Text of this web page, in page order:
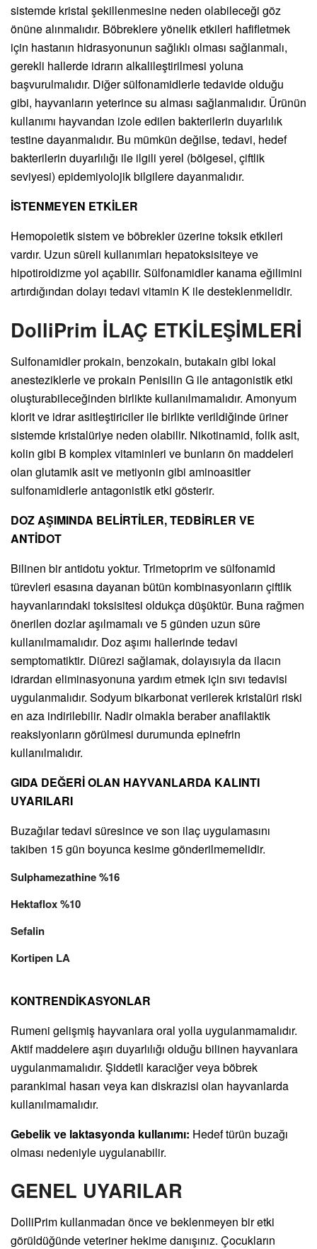
sistemde kristal şekillenmesine neden olabileceği göz
önüne alınmalıdır. Böbreklere yönelik etkileri hafifletmek
için hastanın hidrasyonunun sağlıklı olması sağlanmalı,
gerekli hallerde idrarın alkalileştirilmesi yoluna
başvurulmalıdır. Diğer sülfonamidlerle tedavide olduğu
gibi, hayvanların yeterince su alması sağlanmalıdır. Ürünün
kullanımı hayvandan izole edilen bakterilerin duyarlılık
testine dayanmalıdır. Bu mümkün değilse, tedavi, hedef
bakterilerin duyarlılığı ile ilgili yerel (bölgesel, çiftlik
seviyesi) epidemiyolojik bilgilere dayanmalıdır.
İSTENMEYEN ETKİLER
Hemopoietik sistem ve böbrekler üzerine toksik etkileri
vardır. Uzun süreli kullanımları hepatoksisiteye ve
hipotiroidizme yol açabilir. Sülfonamidler kanama eğilimini
artırdığından dolayı tedavi vitamin K ile desteklenmelidir.
DolliPrim İLAÇ ETKİLEŞİMLERİ
Sulfonamidler prokain, benzokain, butakain gibi lokal
anesteziklerle ve prokain Penisilin G ile antagonistik etki
oluşturabileceğinden birlikte kullanılmamalıdır. Amonyum
klorit ve idrar asitleştiriciler ile birlikte verildiğinde üriner
sistemde kristalüriye neden olabilir. Nikotinamid, folik asit,
kolin gibi B komplex vitaminleri ve bunların ön maddeleri
olan glutamik asit ve metiyonin gibi aminoasitler
sulfonamidlerle antagonistik etki gösterir.
DOZ AŞIMINDA BELİRTİLER, TEDBİRLER VE
ANTİDOT
Bilinen bir antidotu yoktur. Trimetoprim ve sülfonamid
türevleri esasına dayanan bütün kombinasyonların çiftlik
hayvanlarındaki toksisitesi oldukça düşüktür. Buna rağmen
önerilen dozlar aşılmamalı ve 5 günden uzun süre
kullanılmamalıdır. Doz aşımı hallerinde tedavi
semptomatiktir. Diürezi sağlamak, dolayısıyla da ilacın
idrardan eliminasyonuna yardım etmek için sıvı tedavisi
uygulanmalıdır. Sodyum bikarbonat verilerek kristalüri riski
en aza indirilebilir. Nadir olmakla beraber anafilaktik
reaksiyonların görülmesi durumunda epinefrin
kullanılmalıdır.
GIDA DEĞERİ OLAN HAYVANLARDA KALINTI
UYARILARI
Buzağılar tedavi süresince ve son ilaç uygulamasını
takiben 15 gün boyunca kesime gönderilmemelidir.
Sulphamezathine %16
Hektaflox %10
Sefalin
Kortipen LA
KONTRENDİKASYONLAR
Rumeni gelişmiş hayvanlara oral yolla uygulanmamalıdır.
Aktif maddelere aşırı duyarlılığı olduğu bilinen hayvanlara
uygulanmamalıdır. Şiddetli karaciğer veya böbrek
parankimal hasarı veya kan diskrazisi olan hayvanlarda
kullanılmamalıdır.
Gebelik ve laktasyonda kullanımı: Hedef türün buzağı
olması nedeniyle uygulanabilir.
GENEL UYARILAR
DolliPrim kullanmadan önce ve beklenmeyen bir etki
görüldüğünde veteriner hekime danışınız. Çocukların